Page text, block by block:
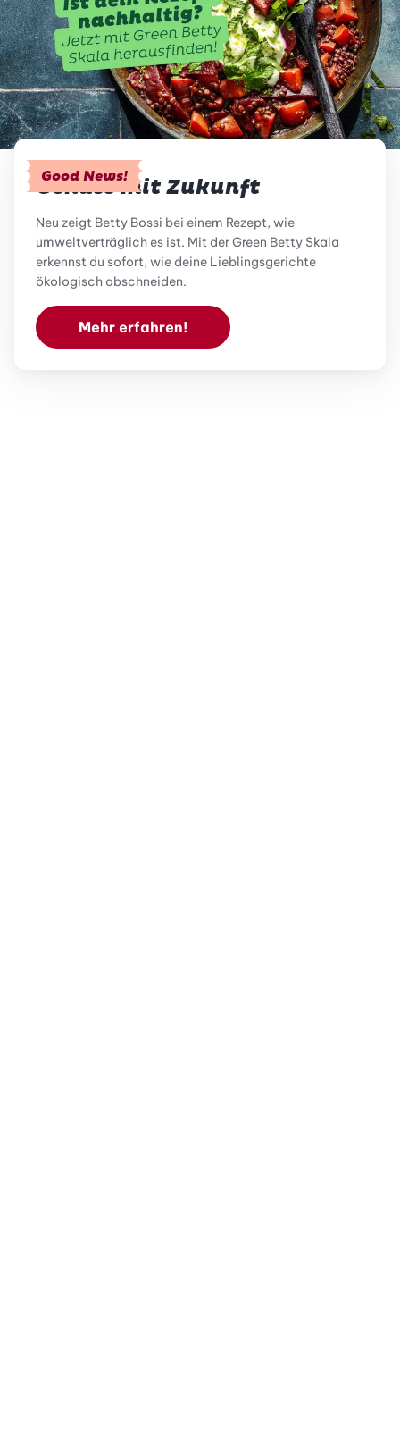
Good News!
Genuss mit Zukunft
Neu zeigt Betty Bossi bei einem Rezept, wie
umweltverträglich es ist. Mit der Green Betty Skala
erkennst du sofort, wie deine Lieblingsgerichte
ökologisch abschneiden.
Mehr erfahren!